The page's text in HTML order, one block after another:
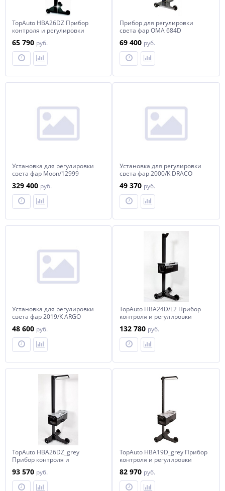
TopAuto HBA26DZ Прибор
контроля и регулировки
наводчиком
65 790 руб.
Прибор для регулировки
света фар OMA 684D
69 400 руб.
Установка для регулировки
света фар Moon/12999
329 400 руб.
Установка для регулировки
света фар 2000/K DRACO
49 370 руб.
Установка для регулировки
света фар 2019/K ARGO
48 600 руб.
TopAuto HBA24D/L2 Прибор
контроля и регулировки
поворотной стойкой
132 780 руб.
TopAuto HBA26DZ_grey
Прибор контроля и
усиленный, с наводчиком
93 570 руб.
TopAuto HBA19D_grey Прибор
контроля и регулировки
82 970 руб.